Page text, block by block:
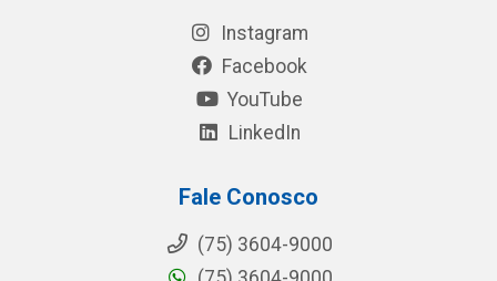
Instagram
Facebook
YouTube
LinkedIn
Fale Conosco
(75) 3604-9000